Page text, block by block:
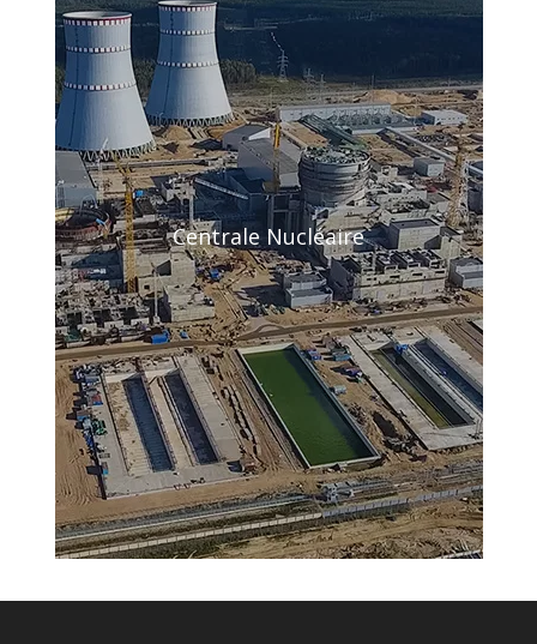
Centrale Nucléaire